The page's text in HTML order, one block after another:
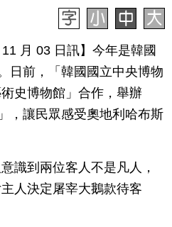
月 03 日訊】今年是韓國
日前，「韓國國立中央博物
史博物館」合作，舉辦
，讓民眾感受奧地利哈布斯
識到兩位客人不是凡人，
人決定屠宰大鵝款待客